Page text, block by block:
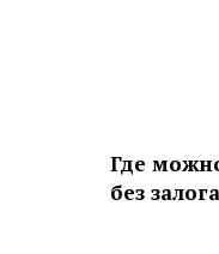
Где
без залога